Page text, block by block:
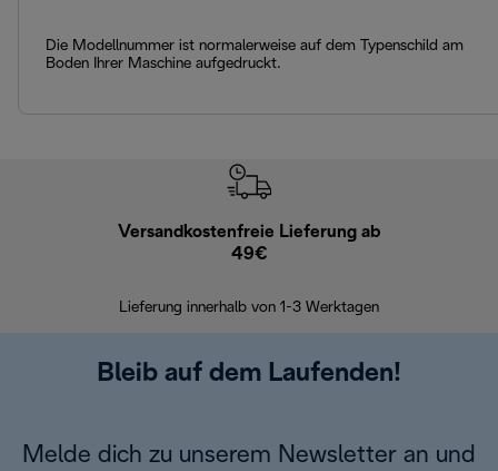
Die Modellnummer ist normalerweise auf dem Typenschild am
Boden Ihrer Maschine aufgedruckt.
Versandkostenfreie Lieferung ab
49€
Lieferung innerhalb von 1-3 Werktagen
Bleib auf dem Laufenden!
Melde dich zu unserem Newsletter an und